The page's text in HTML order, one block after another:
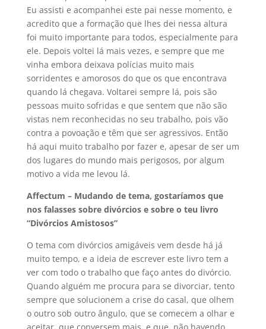
Eu assisti e acompanhei este pai nesse momento, e
acredito que a formação que lhes dei nessa altura
foi muito importante para todos, especialmente para
ele. Depois voltei lá mais vezes, e sempre que me
vinha embora deixava polícias muito mais
sorridentes e amorosos do que os que encontrava
quando lá chegava. Voltarei sempre lá, pois são
pessoas muito sofridas e que sentem que não são
vistas nem reconhecidas no seu trabalho, pois vão
contra a povoação e têm que ser agressivos. Então
há aqui muito trabalho por fazer e, apesar de ser um
dos lugares do mundo mais perigosos, por algum
motivo a vida me levou lá.
Affectum – Mudando de tema, gostaríamos que
nos falasses sobre divórcios e sobre o teu livro
“Divórcios Amistosos”
O tema com divórcios amigáveis vem desde há já
muito tempo, e a ideia de escrever este livro tem a
ver com todo o trabalho que faço antes do divórcio.
Quando alguém me procura para se divorciar, tento
sempre que solucionem a crise do casal, que olhem
o outro sob outro ângulo, que se comecem a olhar e